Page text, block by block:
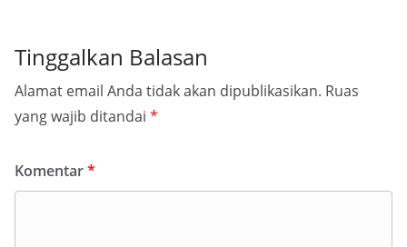
Tinggalkan Balasan
Alamat email Anda tidak akan dipublikasikan. Ruas
yang wajib ditandai *
Komentar*